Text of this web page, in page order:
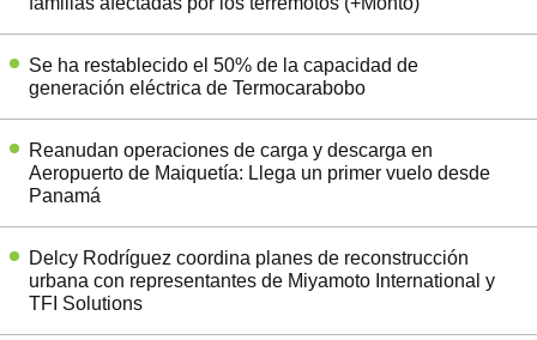
Se ha restablecido el 50% de la capacidad de
generación eléctrica de Termocarabobo
Reanudan operaciones de carga y descarga en
Aeropuerto de Maiquetía: Llega un primer vuelo desde
Panamá
Delcy Rodríguez coordina planes de reconstrucción
urbana con representantes de Miyamoto International y
TFI Solutions